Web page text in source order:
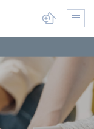
전체